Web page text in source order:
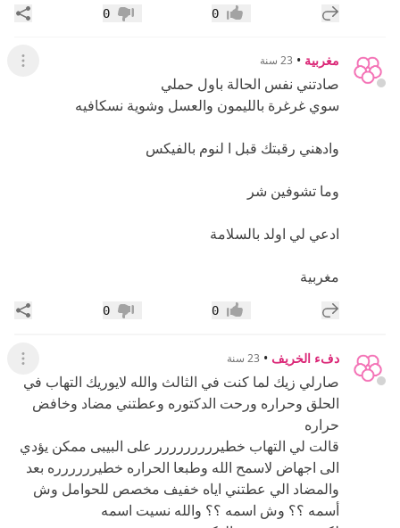
إضافة رد جديد إعجاب0 عدم إعجاب
0
مغربية • 23 سنة عرض
صادتني نفس الحالة باول حملي
سوي غرغرة بالليمون والعسل وشوية نسكافيه
وادهني رقبتك قبل ا لنوم بالفيكس
وما تشوفين شر
ادعي لي اولد بالسلامة
مغربية
إضافة رد جديد إعجاب0 عدم إعجاب
0
دفء الخريف • 23 سنة عرض
صارلي زيك لما كنت في الثالث والله لايوريك التهاب في
الحلق وحراره ورحت الدكتوره وعطتني مضاد وخافض
حراره
قالت لي التهاب خطيررررررررر على البيبى ممكن يؤدي
الى اجهاض لاسمح الله وطبعا الحراره خطيرررررره بعد
والمضاد الي عطتني اياه خفيف مخصص للحوامل وش
أسمه ؟؟ وش اسمه ؟؟ والله نسيت اسمه